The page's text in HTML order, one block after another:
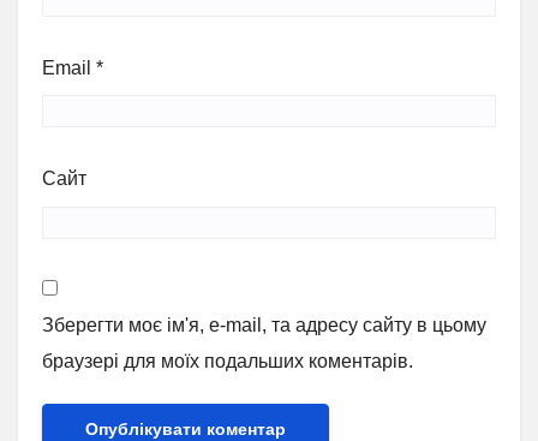
Email *
Сайт
Зберегти моє ім'я, e-mail, та адресу сайту в цьому
браузері для моїх подальших коментарів.